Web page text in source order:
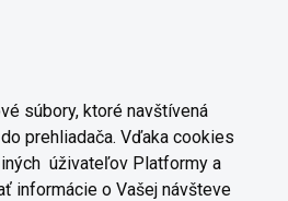
súbory, ktoré navštívená
prehliadača. Vďaka cookies
úživateľov Platformy a
informácie o Vašej návšteve